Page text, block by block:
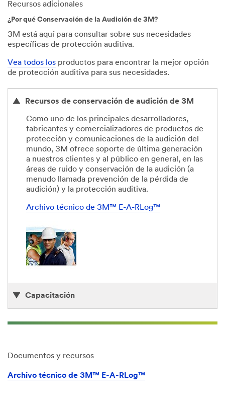
Recursos adicionales
¿Por qué Conservación de la Audición de 3M?
3M está aquí para consultar sobre sus necesidades
específicas de protección auditiva.
Vea todos los productos para encontrar la mejor opción
de protección auditiva para sus necesidades.
Recursos de conservación de audición de 3M
Como uno de los principales desarrolladores,
fabricantes y comercializadores de productos de
protección y comunicaciones de la audición del
mundo, 3M ofrece soporte de última generación
a nuestros clientes y al público en general, en las
áreas de ruido y conservación de la audición (a
menudo llamada prevención de la pérdida de
audición) y la protección auditiva.
Archivo técnico de 3M™ E-A-RLog™
Capacitación
Documentos y recursos
Archivo técnico de 3M™ E-A-RLog™